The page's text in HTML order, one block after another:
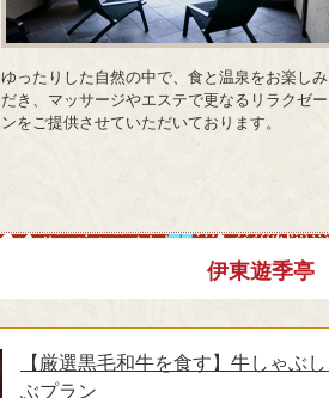
ゆったりした自然の中で、食と温泉をお楽し
だき、マッサージやエステで更なるリラクゼ
ンをご提供させていただいております。
伊東遊季亭
【厳選黒毛和牛を食す】牛しゃぶ
ぶプラン